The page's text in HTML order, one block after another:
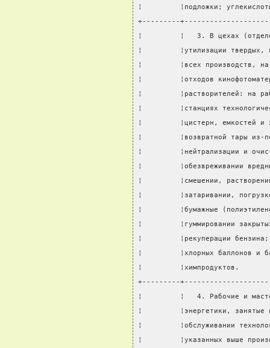
¦         ¦подложки;
+---------
¦         ¦   3. В цехах
¦         ¦утилизации твердых,
¦         ¦всех производств, на
¦         ¦отходов
¦         ¦растворителей: на
¦         ¦станциях
¦         ¦цистерн, емкостей и
¦         ¦возвратной тары из-
¦         ¦нейтрализации и
¦         ¦обезвреживании
¦         ¦смешении,
¦         ¦затаривании,
¦         ¦бумажные
¦         ¦гуммировании
¦         ¦рекуперации бензина;
¦         ¦хлорных баллонов и
¦
+---------
¦         ¦   4. Рабочие и
¦         ¦энергетики,
¦         ¦обслуживании
¦         ¦указанных выше